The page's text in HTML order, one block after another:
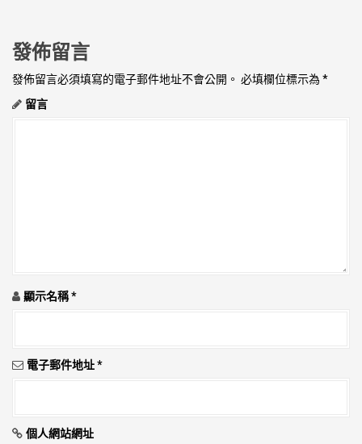
覽
發佈留言
發佈留言必須填寫的電子郵件地址不會公開。 必填欄位標示為 *
留言
顯示名稱*
電子郵件地址*
個人網站網址